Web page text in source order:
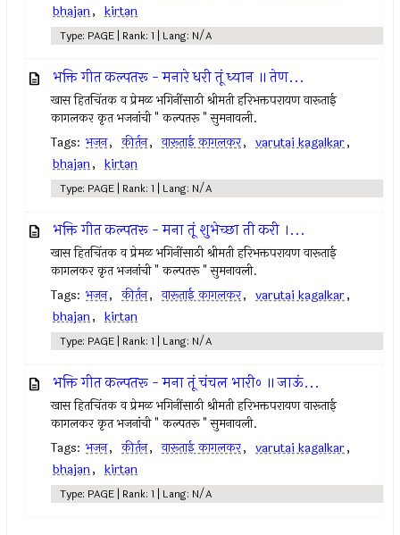
bhajan, kirtan
Type: PAGE | Rank: 1 | Lang: N/A
भक्ति गीत कल्पतरू - मनारे धरी तूं ध्यान ॥ तेण...
खास हितचिंतक व प्रेमळ भगिनींसाठी श्रीमती हरिभक्तपरायण वारूताई
कागलकर कृत भजनांची " कल्पतरू " सुमनावली.
Tags: भजन, कीर्तन, वारूताई कागलकर, varutai kagalkar,
bhajan, kirtan
Type: PAGE | Rank: 1 | Lang: N/A
भक्ति गीत कल्पतरू - मना तूं शुभेच्छा ती करी ।...
खास हितचिंतक व प्रेमळ भगिनींसाठी श्रीमती हरिभक्तपरायण वारूताई
कागलकर कृत भजनांची " कल्पतरू " सुमनावली.
Tags: भजन, कीर्तन, वारूताई कागलकर, varutai kagalkar,
bhajan, kirtan
Type: PAGE | Rank: 1 | Lang: N/A
भक्ति गीत कल्पतरू - मना तूं चंचल भारी० ॥ जाऊं...
खास हितचिंतक व प्रेमळ भगिनींसाठी श्रीमती हरिभक्तपरायण वारूताई
कागलकर कृत भजनांची " कल्पतरू " सुमनावली.
Tags: भजन, कीर्तन, वारूताई कागलकर, varutai kagalkar,
bhajan, kirtan
Type: PAGE | Rank: 1 | Lang: N/A